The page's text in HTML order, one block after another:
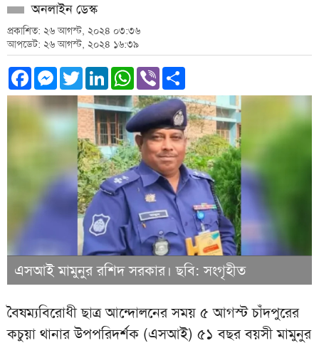
অনলাইন ডেস্ক
প্রকাশিত: ২৬ আগস্ট, ২০২৪ ০৩:৩৬
আপডেট: ২৬ আগস্ট, ২০২৪ ১৬:৩৯
Facebook
Messenger
TwitterLinkedInWhatsApp
Viber
এসআই মামুনুর রশিদ সরকার। ছবি: সংগৃহীত
বৈষম্যবিরোধী ছাত্র আন্দোলনের সময় ৫ আগস্ট চাঁদপুরের
কচুয়া থানার উপপরিদর্শক (এসআই) ৫১ বছর বয়সী মামুনুর